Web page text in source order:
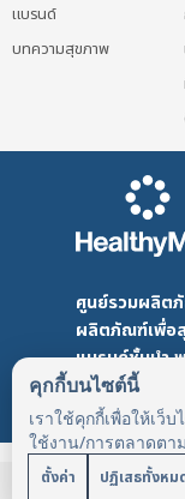
คุกกี้บนไซต์นี้
เราใช้คุกกี้เพื่อให้เว็
ใช้งาน/การตลาดต
ตั้งค่า ปฏิเสธทั้งหม
แบรนด์
บทความสุขภาพ
ศูนย์รวมผลิต
ผลิตภัณฑ์เพื่อ
แบรนด์ชั้นนำ
และให้คำปรึก
©HealthyMax.